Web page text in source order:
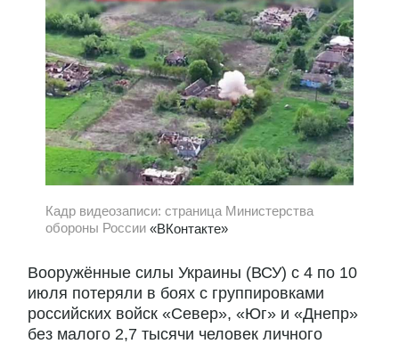
Кадр видеозаписи: страница Министерства
обороны России «ВКонтакте»
Вооружённые силы Украины (ВСУ) с 4 по 10
июля потеряли в боях с группировками
российских войск «Север», «Юг» и «Днепр»
без малого 2,7 тысячи человек личного